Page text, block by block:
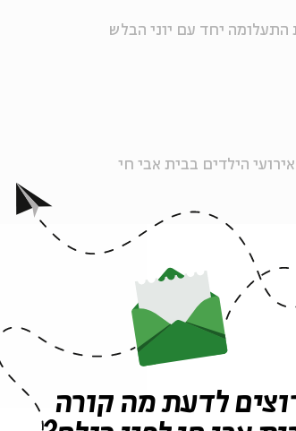
התעלומה יחד עם יוני הבלש
לדעת מה קורה